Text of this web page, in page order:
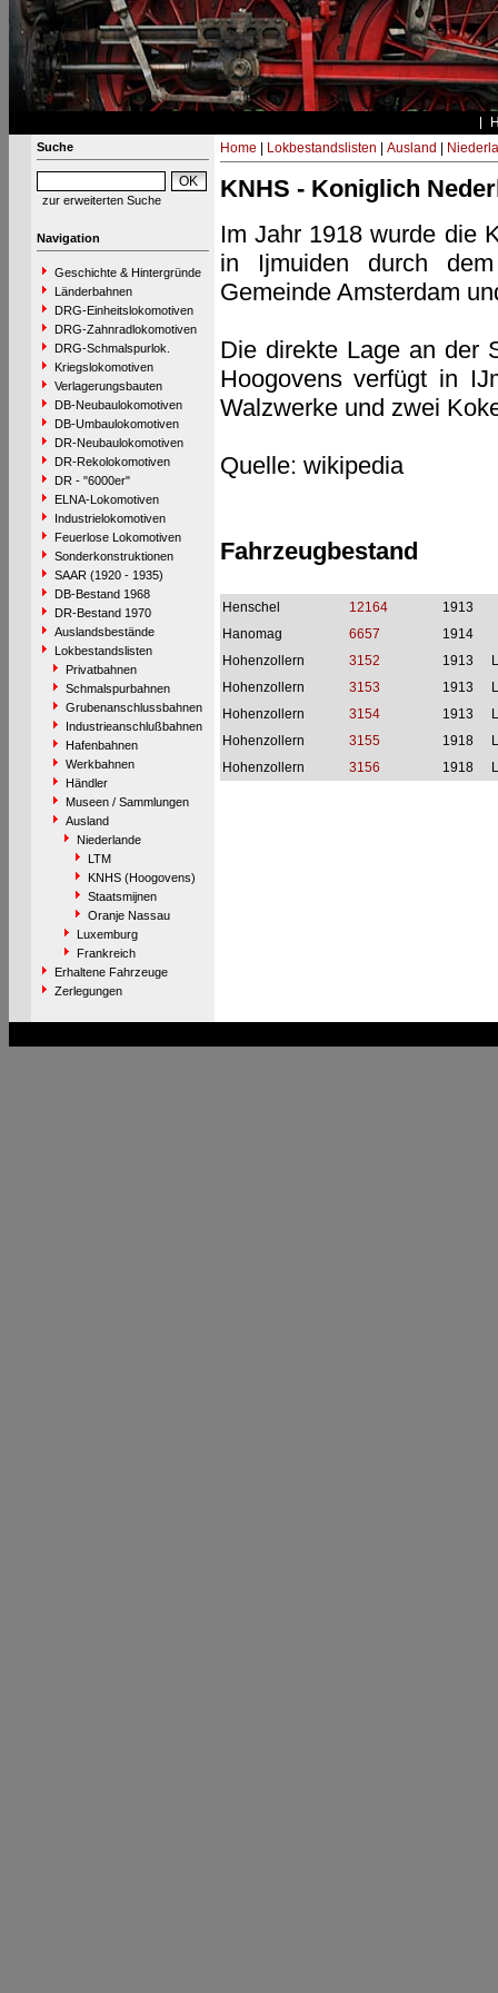
Suche
zur erweiterten Suche
Navigation
Geschichte & Hintergründe
Länderbahnen
DRG-Einheitslokomotiven
DRG-Zahnradlokomotiven
DRG-Schmalspurlok.
Kriegslokomotiven
Verlagerungsbauten
DB-Neubaulokomotiven
DB-Umbaulokomotiven
DR-Neubaulokomotiven
DR-Rekolokomotiven
DR - "6000er"
ELNA-Lokomotiven
Industrielokomotiven
Feuerlose Lokomotiven
Sonderkonstruktionen
SAAR (1920 - 1935)
DB-Bestand 1968
DR-Bestand 1970
Auslandsbestände
Lokbestandslisten
Privatbahnen
Schmalspurbahnen
Grubenanschlussbahnen
Industrieanschlußbahnen
Hafenbahnen
Werkbahnen
Händler
Museen / Sammlungen
Ausland
Niederlande
LTM
KNHS (Hoogovens)
Staatsmijnen
Oranje Nassau
Luxemburg
Frankreich
Erhaltene Fahrzeuge
Zerlegungen
Home Lokbestandslisten Ausland
KNHS - Koniglich
Im Jahr 1918 wurde die
in Ijmuiden durch
Gemeinde Amsterdam
Die direkte Lage an der
Hoogovens verfügt in
Walzwerke und zwei
Quelle: wikipedia
Fahrzeugbestand
Henschel 12164
1913
Hanomag
6657
1914
Hohenzollern
3152 1913
Hohenzollern
3153 1913
Hohenzollern
3154 1913
Hohenzollern
3155 1918
Hohenzollern
3156 1918